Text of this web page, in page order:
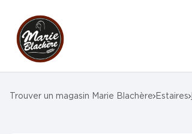
Trouver un magasin Marie Blachère Estaires